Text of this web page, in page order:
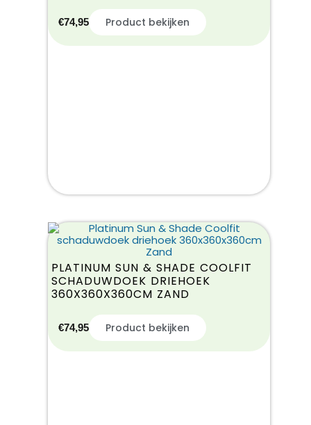
€74,95 Product bekijken
PLATINUM SUN & SHADE COOLFIT
SCHADUWDOEK DRIEHOEK
360X360X360CM ZAND
€74,95 Product bekijken